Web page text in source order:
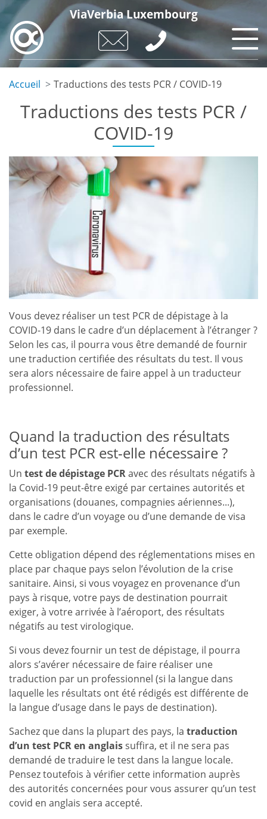
Skip
main
content
ViaVerbia Luxembourg
Accueil Traductions des tests PCR / COVID-19
Traductions des tests PCR /
COVID-19
Vous devez réaliser un test PCR de dépistage à la
COVID-19 dans le cadre d’un déplacement à l’étranger ?
Selon les cas, il pourra vous être demandé de fournir
une traduction certifiée des résultats du test. Il vous
sera alors nécessaire de faire appel à un traducteur
professionnel.
Quand la traduction des résultats
d’un test PCR est-elle nécessaire ?
Un test de dépistage PCRavec des résultats négatifs à
la Covid-19 peut-être exigé par certaines autorités et
organisations (douanes, compagnies aériennes...),
dans le cadre d’un voyage ou d’une demande de visa
par exemple.
Cette obligation dépend des réglementations mises en
place par chaque pays selon l’évolution de la crise
sanitaire. Ainsi, si vous voyagez en provenance d’un
pays à risque, votre pays de destination pourrait
exiger, à votre arrivée à l’aéroport, des résultats
négatifs au test virologique.
Si vous devez fournir un test de dépistage, il pourra
alors s’avérer nécessaire de faire réaliser une
traduction par un professionnel (si la langue dans
laquelle les résultats ont été rédigés est différente de
la langue d’usage dans le pays de destination).
Sachez que dans la plupart des pays, la traduction
d’un test PCR en anglaissuffira, et il ne sera pas
demandé de traduire le test dans la langue locale.
Pensez toutefois à vérifier cette information auprès
des autorités concernées pour vous assurer qu’un test
covid en anglais sera accepté.